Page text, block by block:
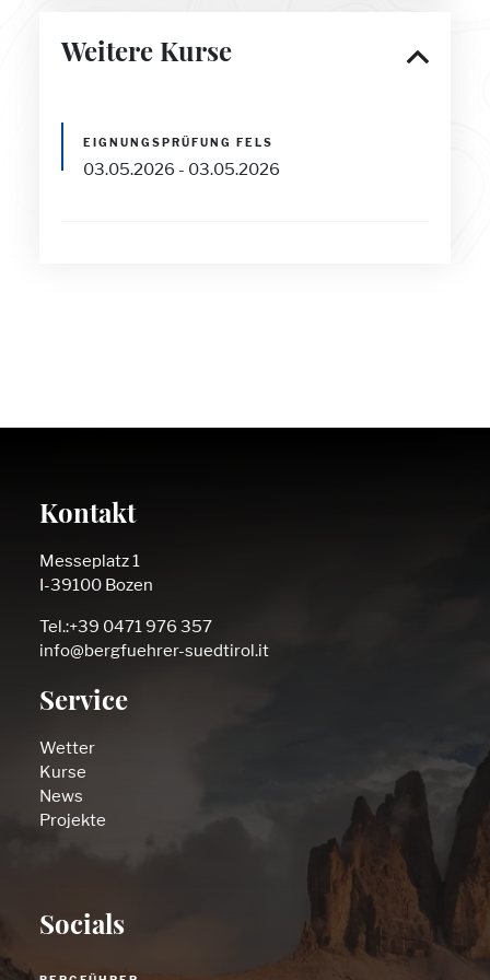
Weitere Kurse
EIGNUNGSPRÜFUNG FELS
03.05.2026 - 03.05.2026
Kontakt
Messeplatz 1
I-39100 Bozen
Tel.:+39 0471 976 357
info@bergfuehrer-suedtirol.it
Service
Wetter
Kurse
News
Projekte
Socials